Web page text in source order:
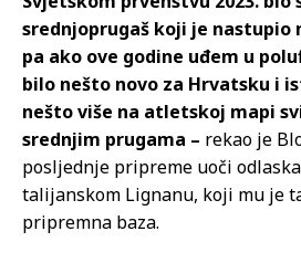
srednjoprugaš koji je nastupio
pa ako ove godine uđem u
bilo nešto novo za Hrvatsku i
nešto više na atletskoj mapi
srednjim prugama – rekao je
posljednje pripreme uoči
talijanskom Lignanu, koji mu je
pripremna baza.